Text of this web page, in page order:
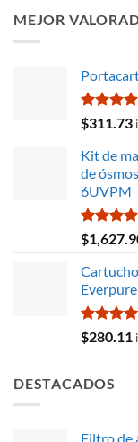
MEJOR
Valorado
con
de 5
$311.73
Kit de
de
6UVPM
Valorado
con
de 5
$
Everpure
Valorado
con
$280.11
DESTACADOS
Filtro de